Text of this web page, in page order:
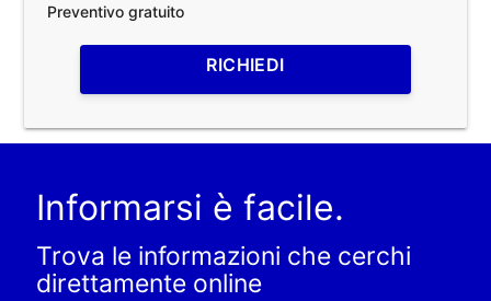
Preventivo gratuito
RICHIEDI
Informarsi è facile.
Trova le informazioni che cerchi
direttamente online